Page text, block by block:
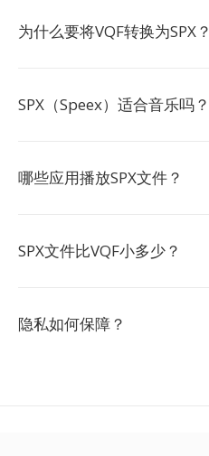
为什么要将VQF转换为SPX？
SPX（Speex）适合音乐吗？
哪些应用播放SPX文件？
SPX文件比VQF小多少？
隐私如何保障？